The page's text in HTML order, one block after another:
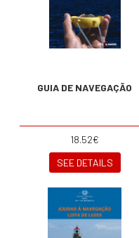
GUIA DE NAVEGAÇÃO
18.52€
SEE DETAILS